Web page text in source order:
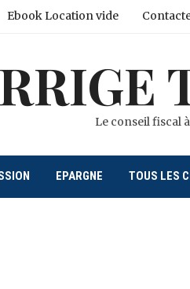
Ebook Location vide
Le conseil fiscal
EPARGNE TOUS LES